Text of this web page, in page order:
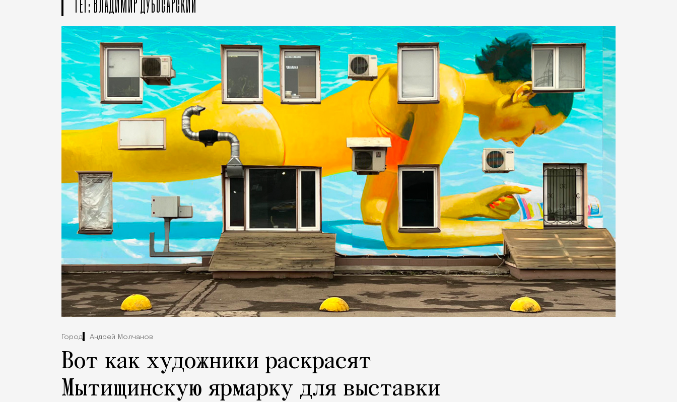
Город Андрей Молчанов
Вот как художники раскрасят
Мытищинскую ярмарку для выставки